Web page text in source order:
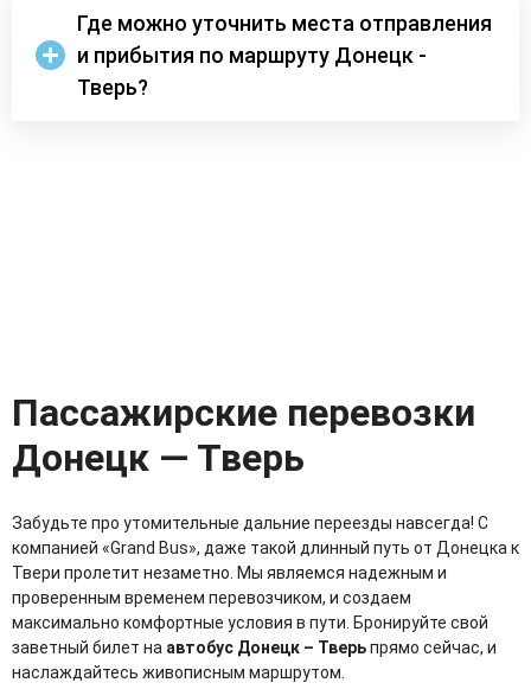
Где можно уточнить места отправления
и прибытия по маршруту Донецк -
Тверь?
Пассажирские перевозки
Донецк — Тверь
Забудьте про утомительные дальние переезды навсегда! С
компанией «Grand Bus», даже такой длинный путь от Донецка к
Твери пролетит незаметно. Мы являемся надежным и
проверенным временем перевозчиком, и создаем
максимально комфортные условия в пути. Бронируйте свой
заветный билет на автобус Донецк – Тверьпрямо сейчас, и
наслаждайтесь живописным маршрутом.